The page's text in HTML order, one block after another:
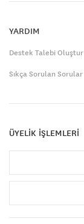
YARDIM
Destek Talebi Oluştur
Sıkça Sorulan Sorular
ÜYELİK İŞLEMLERİ